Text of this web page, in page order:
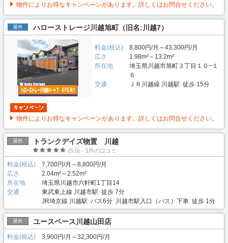
物件によりお得なキャンペーンがあります。詳しくはお問合せください。
屋外 ハローストレージ川越旭町（旧名:川越7）
料金(税込)
8,800円/月～43,300円/月
広さ
1.98m²～13.2m²
所在地
埼玉県川越市旭町３丁目１０−１
６
交通
ＪＲ川越線 川越駅 徒歩 15分
物件によりお得なキャンペーンがあります。詳しくはお問合せください。
屋外 トランクデイズ物置 川越
(5.0)・1件の口コミ
料金(税込)
7,700円/月～8,800円/月
広さ
2.04m²～2.52m²
所在地
埼玉県川越市六軒町1丁目14
交通
東武東上線 川越市駅 徒歩 7分
JR埼京線 川越駅 バス6分 川越市駅入口（バス）下車 徒歩 1分
屋外 ユースペース川越山田店
料金(税込)
3,900円/月～32,300円/月